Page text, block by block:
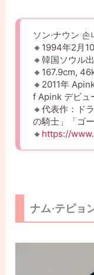
ソン·ナウン 손
🔸1994年2月
🔸韓国ソウル
🔸167.9cm,
🔸2011年
f Apink デビュ
🔸代表作：ド
の騎士」「ゴ
🔸 https://
ナム·テピョ